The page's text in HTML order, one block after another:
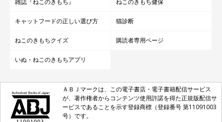
雑誌『ねこのきもち』 ねこのきもち健保
キャットフードの正しい選び方 猫診断
ねこのきもちクイズ 購読者専用ページ
いぬ・ねこのきもちアプリ
ＡＢＪマークは、この電子書店・電子書籍配信サービス
が、著作権者からコンテンツ使用許諾を得た正規版配信サ
ービスであることを示す登録商標（登録番号 第11091003
号）です。